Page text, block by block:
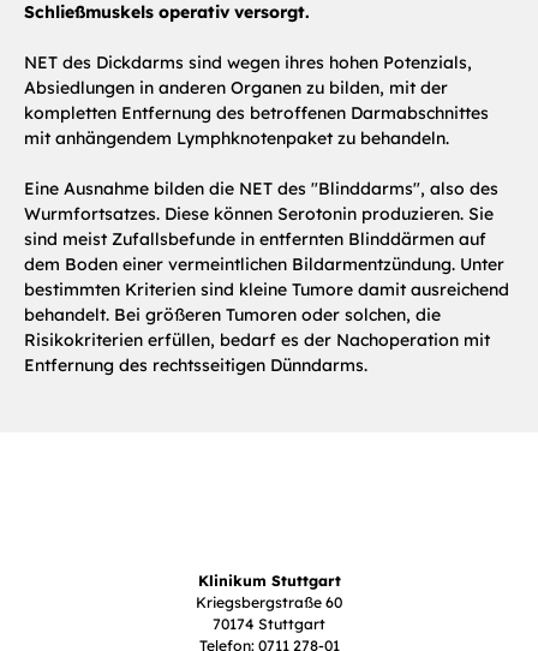
Schließmuskels operativ versorgt.
NET des Dickdarms sind wegen ihres hohen Potenzials,
Absiedlungen in anderen Organen zu bilden, mit der
kompletten Entfernung des betroffenen Darmabschnittes
mit anhängendem Lymphknotenpaket zu behandeln.
Eine Ausnahme bilden die NET des "Blinddarms", also des
Wurmfortsatzes. Diese können Serotonin produzieren. Sie
sind meist Zufallsbefunde in entfernten Blinddärmen auf
dem Boden einer vermeintlichen Bildarmentzündung. Unter
bestimmten Kriterien sind kleine Tumore damit ausreichend
behandelt. Bei größeren Tumoren oder solchen, die
Risikokriterien erfüllen, bedarf es der Nachoperation mit
Entfernung des rechtsseitigen Dünndarms.
Klinikum Stuttgart
Kriegsbergstraße 60
70174 Stuttgart
Telefon: 0711 278-01